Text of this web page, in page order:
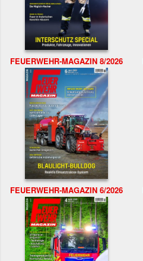
FEUERWEHR-MAGAZIN 8/2026
FEUERWEHR-MAGAZIN 6/2026